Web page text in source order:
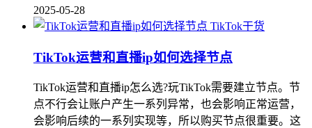
2025-05-28
TikTok干货
TikTok运营和直播ip如何选择节点
TikTok运营和直播ip怎么选?玩TikTok需要建立节点。节
点不行会让账户产生一系列异常，也会影响正常运营，
会影响后续的一系列实现等，所以购买节点很重要。这